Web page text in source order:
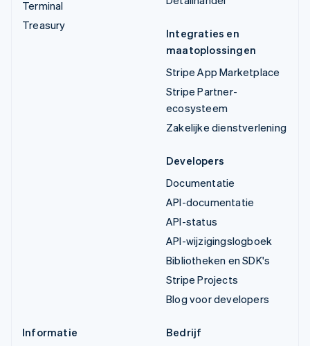
Terminal
Treasury
Integraties en
maatoplossingen
Stripe App Marketplace
Stripe Partner-
ecosysteem
Zakelijke dienstverlening
Developers
Documentatie
API-documentatie
API-status
API-wijzigingslogboek
Bibliotheken en SDK's
Stripe Projects
Blog voor developers
Informatie
Bedrijf